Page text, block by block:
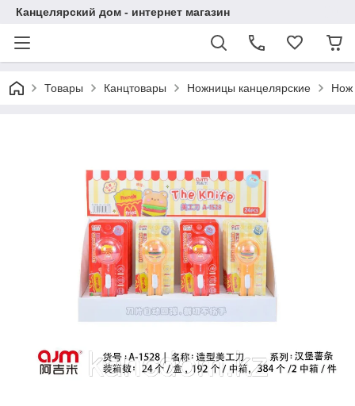
Канцелярский дом - интернет магазин
Товары Канцтовары Ножницы канцелярские Нож